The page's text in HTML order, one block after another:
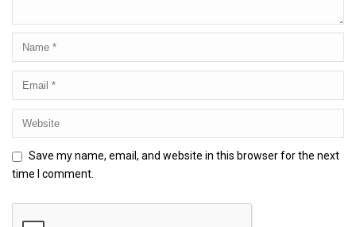
Save my name, email, and website in this browser for the next
time I comment.